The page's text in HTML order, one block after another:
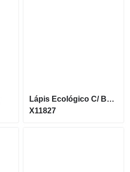
Lápis Ecológico C/ Borracha
X11827